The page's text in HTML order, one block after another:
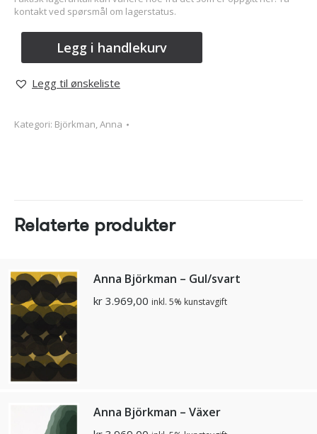
kontakt ved spørsmål om lagerstatus.
Legg i handlekurv
Legg til ønskeliste
Kategori: Björkman, Anna
Relaterte produkter
Anna Björkman – Gul/svart
kr 3.969,00 inkl. 5% kunstavgift
Anna Björkman – Växer